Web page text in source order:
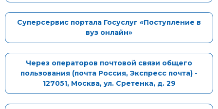
Суперсервис портала Госуслуг «Поступление в
вуз онлайн»
Через операторов почтовой связи общего
пользования (почта Россия, Экспресс почта) -
127051, Москва, ул. Сретенка, д. 29